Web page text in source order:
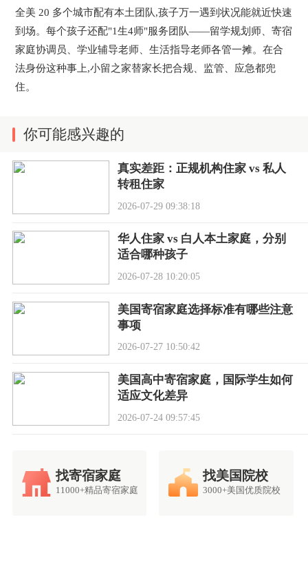
全美 20 多个城市配有本土团队,孩子万一遇到状况能就近快速
到场。每个孩子还配"1生4师"服务团队——留学规划师、寄宿
家庭协调员、学业辅导老师、生活指导老师各管一摊。在合
法身份这种事上,小留之家替家长把合规、监管、应急都兜
住。
你可能感兴趣的
真实差距：正规机构住家 vs 私人
转租住家
2026-07-29 09:38:18
华人住家 vs 白人本土家庭，分别
适合哪种孩子
2026-07-28 10:20:05
美国寄宿家庭选择标准有哪些注意
事项
2026-07-27 10:50:42
美国高中寄宿家庭，国际学生如何
适应文化差异
2026-07-24 09:57:45
找寄宿家庭
11000+精品寄宿家庭
找美国院校
3000+美国优质院校